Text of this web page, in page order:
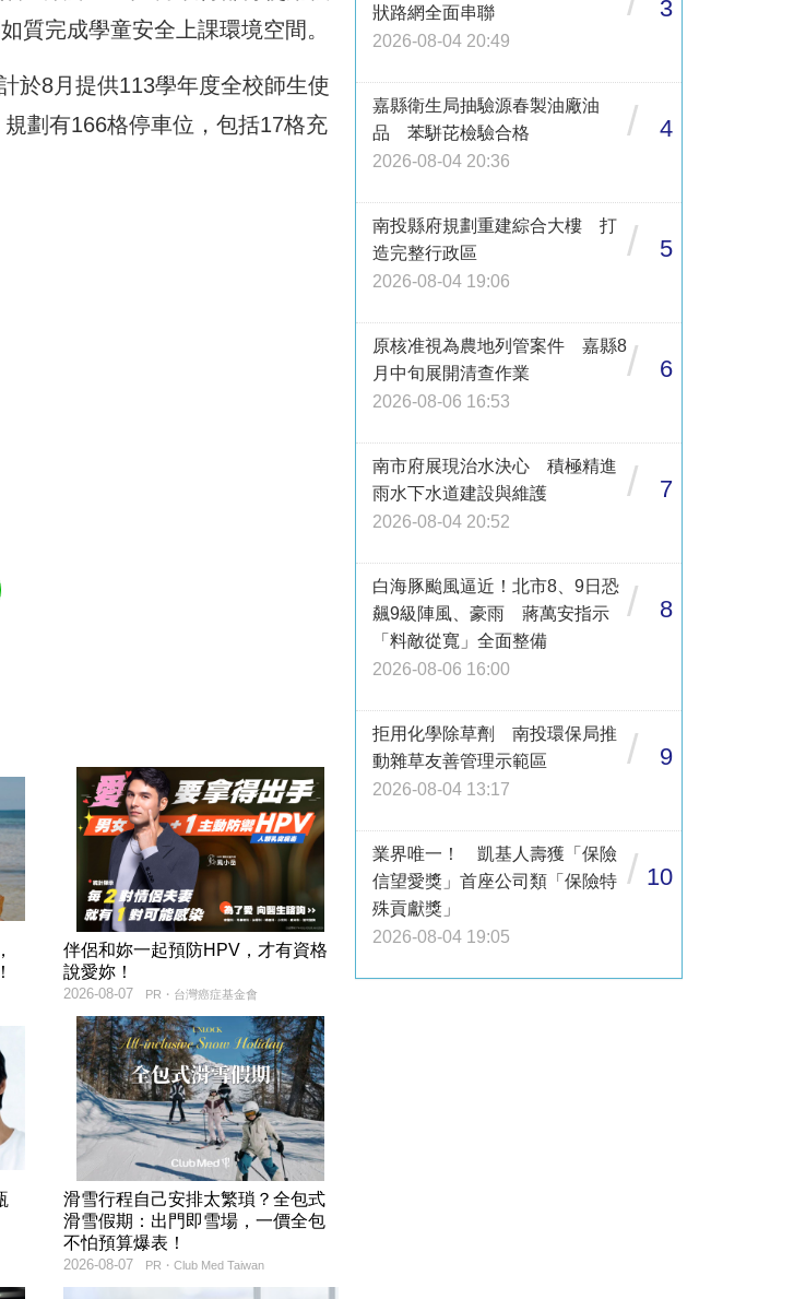
質完成學童安全上課環境空間。
於8月提供113學年度全校師生使
劃有166格停車位，包括17格充
伴侶和妳一起預防HPV，才有資格
說愛妳！
PR・台灣癌症基金會
2026-08-07
滑雪行程自己安排太繁瑣？全包式
滑雪假期：出門即雪場，一價全包
不怕預算爆表！
PR・Club Med Taiwan
2026-08-07
狀路網全面串聯
2026-08-04 20:49
3
嘉縣衛生局抽驗源春製油廠油
品 苯駢芘檢驗合格
2026-08-04 20:36
/ 4
南投縣府規劃重建綜合大樓 打
造完整行政區
2026-08-04 19:06
/ 5
原核准視為農地列管案件 嘉縣8
月中旬展開清查作業
2026-08-06 16:53
/ 6
南市府展現治水決心 積極精進
雨水下水道建設與維護
2026-08-04 20:52
/ 7
白海豚颱風逼近！北市8、9日恐
飆9級陣風、豪雨 蔣萬安指示
「料敵從寬」全面整備
2026-08-06 16:00
/ 8
拒用化學除草劑 南投環保局推
動雜草友善管理示範區
2026-08-04 13:17
/ 9
業界唯一！ 凱基人壽獲「保險
信望愛獎」首座公司類「保險特
殊貢獻獎」
2026-08-04 19:05
/ 10